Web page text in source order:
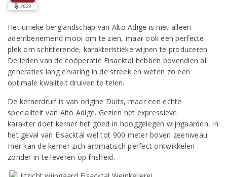
2023
Het unieke berglandschap van Alto Adige is niet alleen
adembenemend mooi om te zien, maar ook een perfecte
plek om schitterende, karakteristieke wijnen te produceren.
De leden van de coöperatie Eisacktal hebben bovendien al
generaties lang ervaring in de streek en weten zo een
optimale kwaliteit druiven te telen.
De kernerdruif is van origine Duits, maar een echte
specialiteit van Alto Adige. Gezien het expressieve
karakter doet kerner het goed in hooggelegen wijngaarden, in
het geval van Eisacktal wel tot 900 meter boven zeeniveau.
Hier kan de kerner zich aromatisch perfect ontwikkelen
zonder in te leveren op frisheid.